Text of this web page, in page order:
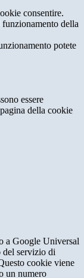
consentire.
della
potete
essere
della cookie
a Google Universal
del servizio di
cookie viene
un numero